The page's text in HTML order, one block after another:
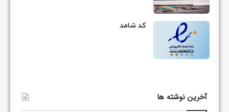
کد شامد
آخرین نوشته ها